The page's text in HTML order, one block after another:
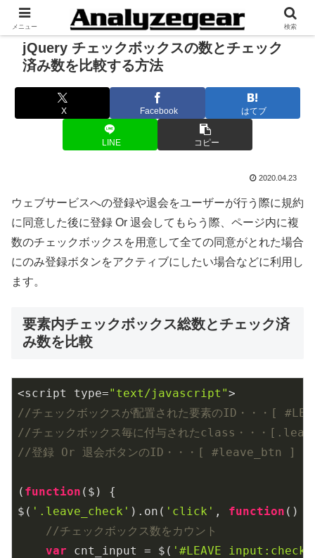
jQuery チェックボックスの数とチェック
済み数を比較する方法
X Facebook はてブ
LINE コピー
2020.04.23
ウェブサービスへの登録や退会をユーザーが行う際に規約
に同意した後に登録 Or 退会してもらう際、ページ内に複
数のチェックボックスを用意して全ての同意がとれた場合
にのみ登録ボタンをアクティブにしたい場合などに利用し
ます。
要素内チェックボックス総数とチェック済
み数を比較
<script type="text/javascript"
//チェックボックスが配置された要素のID・・・[
//チェックボックス毎に付与されたclass・・・
//登録 Or 退会ボタンのID・・・[ #leave_btn ]
( function ( $ ) {
$( '.leave_check' ).on( 'click' , function ( )
//チェックボックス数をカウント
var cnt_input = $( '#LEAVE
メニュー 検索